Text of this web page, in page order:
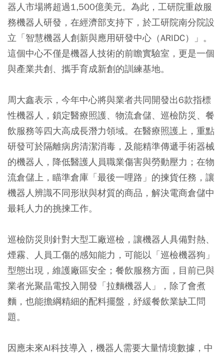
器人市場將超過1,500億美元。為此，工研院重啟服
務機器人研發，在經濟部支持下，於工研院南分院設
立「智慧機器人創新與應用研發中心（ARIDC）」。
這個中心不僅是機器人技術的前瞻實驗室，更是一個
與產業共創、攜手育成新創的訓練基地。
周大鑫表示，今年中心將與業者共同開發出6款指標
性機器人，鎖定醫療照護、物流倉儲、巡檢防災、餐
飲服務等四大高成長潛力領域。在醫療照護上，重點
研發可於隔離病房清潔消毒，及能精準傳遞手術器械
的機器人，降低醫護人員職業傷害與勞動壓力；在物
流倉儲上，瞄準倉庫「最後一哩路」的揀貨任務，讓
機器人辨識不同形狀與材質的商品，解決電商倉儲中
最耗人力的挑揀工作。
巡檢防災則針對大型工廠巡檢，讓機器人具備對熱、
煙霧、人員工傷的感知能力，可能以「巡檢機器狗」
型態出現，維護廠區安全；餐飲服務方面，目前已與
業者光聚晶電投入開發「拉麵機器人」，除了會煮
麵，也能擔綱精細的配料擺盤，紓緩餐飲業缺工問
題。
因應未來AI科技導入，機器人需要大量情境數據，中